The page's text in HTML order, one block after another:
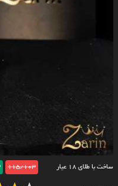
ساخت با طلای ۱۸ عیار 115/103